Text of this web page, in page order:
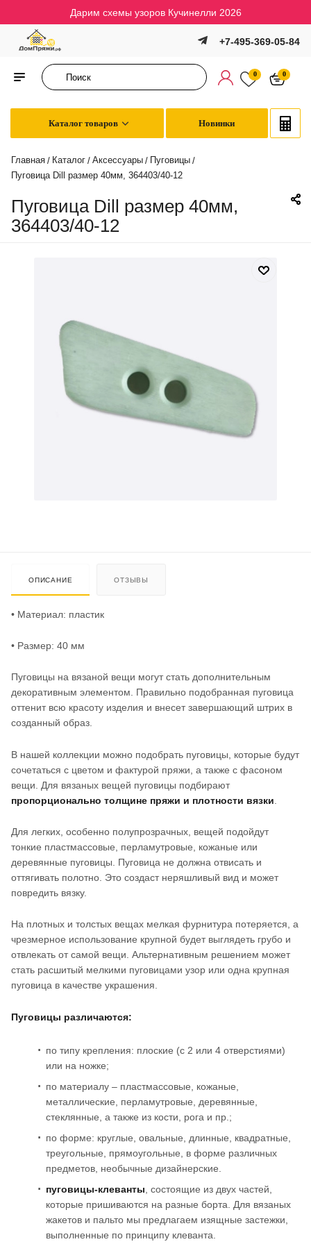
Дарим схемы узоров Кучинелли 2026
+7-495-369-05-84
0 0
Каталог товаров Новинки
Главная / Каталог / Аксессуары / Пуговицы /
Пуговица Dill размер 40мм, 364403/40-12
Пуговица Dill размер 40мм,
364403/40-12
ОПИСАНИЕ ОТЗЫВЫ
• Материал: пластик
• Размер: 40 мм
Пуговицы на вязаной вещи могут стать дополнительным
декоративным элементом. Правильно подобранная пуговица
оттенит всю красоту изделия и внесет завершающий штрих в
созданный образ.
В нашей коллекции можно подобрать пуговицы, которые будут
сочетаться с цветом и фактурой пряжи, а также с фасоном
вещи. Для вязаных вещей пуговицы подбирают
пропорционально толщине пряжи и плотности вязки
Для легких, особенно полупрозрачных, вещей подойдут
тонкие пластмассовые, перламутровые, кожаные или
деревянные пуговицы. Пуговица не должна отвисать и
оттягивать полотно. Это создаст неряшливый вид и может
повредить вязку.
На плотных и толстых вещах мелкая фурнитура потеряется, а
чрезмерное использование крупной будет выглядеть грубо и
отвлекать от самой вещи. Альтернативным решением может
стать расшитый мелкими пуговицами узор или одна крупная
пуговица в качестве украшения.
Пуговицы различаются:
по типу крепления: плоские (с 2 или 4 отверстиями)
или на ножке;
по материалу – пластмассовые, кожаные,
металлические, перламутровые, деревянные,
стеклянные, а также из кости, рога и пр.;
по форме: круглые, овальные, длинные, квадратные,
треугольные, прямоугольные, в форме различных
предметов, необычные дизайнерские.
пуговицы-клеванты , состоящие из двух частей,
которые пришиваются на разные борта. Для вязаных
жакетов и пальто мы предлагаем изящные застежки,
выполненные по принципу клеванта.